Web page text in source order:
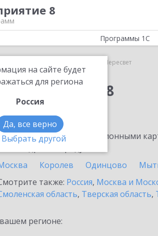
8
на сайте будет
для региона
Россия
Да, все верно
Выбрать другой
Программы 1С
Пересвет
8
в Пересвете
Ознакомьтесь с информационными
Королев Одинцово
также: Россия, Москва и
область, Тверская область,
регионе: